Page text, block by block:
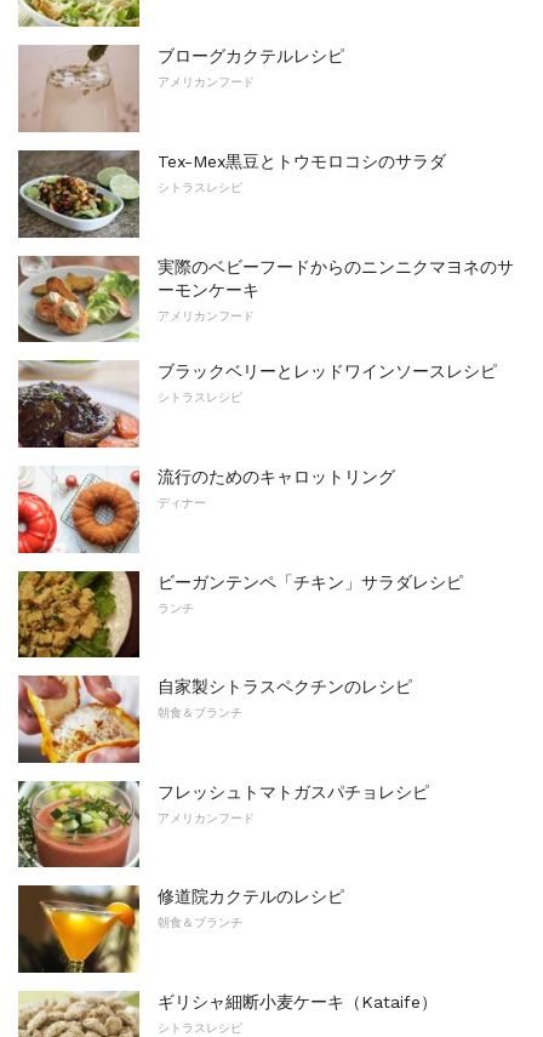
ブローグカクテルレシピ
アメリカンフード
Tex-Mex黒豆とトウモロコシのサラダ
シトラスレシピ
実際のベビーフードからのニンニクマヨネのサ
ーモンケーキ
アメリカンフード
ブラックベリーとレッドワインソースレシピ
シトラスレシピ
流行のためのキャロットリング
ディナー
ビーガンテンペ「チキン」サラダレシピ
ランチ
自家製シトラスペクチンのレシピ
朝食＆ブランチ
フレッシュトマトガスパチョレシピ
アメリカンフード
修道院カクテルのレシピ
朝食＆ブランチ
ギリシャ細断小麦ケーキ（Kataife）
シトラスレシピ